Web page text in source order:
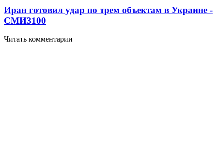
Иран готовил удар по трем объектам в Украине -
СМИ3100
Читать комментарии